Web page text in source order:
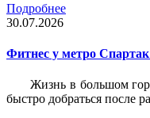
Подробнее
30.07.2026
Фитнес у метро
Жизнь в большом
быстро добраться после